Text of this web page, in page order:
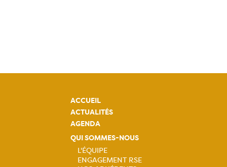
ACCUEIL
ACTUALITÉS
AGENDA
QUI SOMMES-NOUS
L'ÉQUIPE
ENGAGEMENT RSE